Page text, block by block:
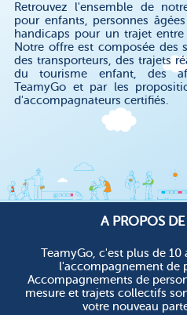
Retrouvez l'ensemble de
pour enfants, personnes
handicaps pour un trajet
Notre offre est composée des
des transporteurs, des trajets
du tourisme enfant, des
TeamyGo et par les
d'accompagnateurs certifiés.
A PROPOS
TeamyGo, c'est plus de 10
l'accompagnement de
Accompagnements de
mesure et trajets collectifs
votre nouveau